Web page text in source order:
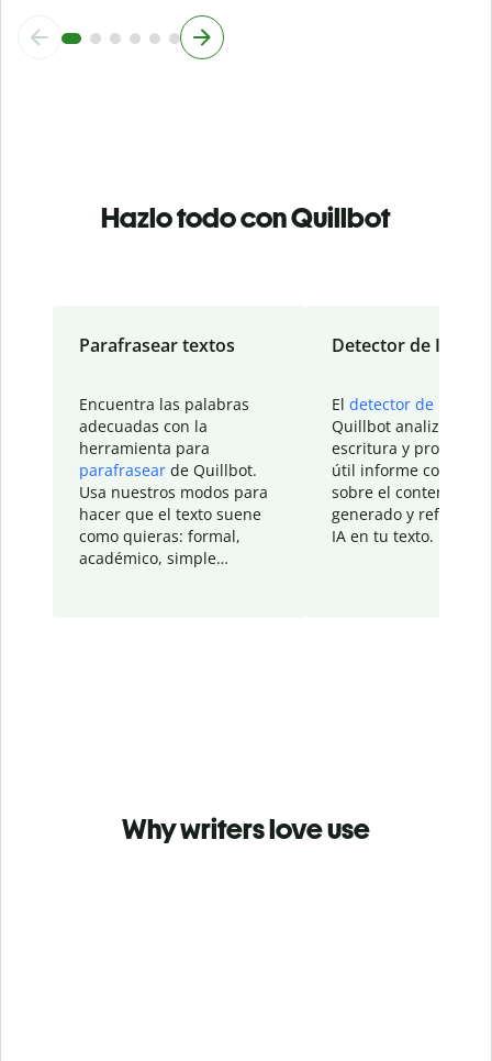
Hazlo todo con Quillbot
Parafrasear textos
Encuentra las palabras
adecuadas con la
herramienta para
parafrasear de Quillbot.
Usa nuestros modos para
hacer que el texto suene
como quieras: formal,
académico, simple…
Detector de IA
El detector de IA
Quillbot analiza tu
escritura y
útil informe con
sobre el contenido
generado y refinado
IA en tu texto.
Why writers love use